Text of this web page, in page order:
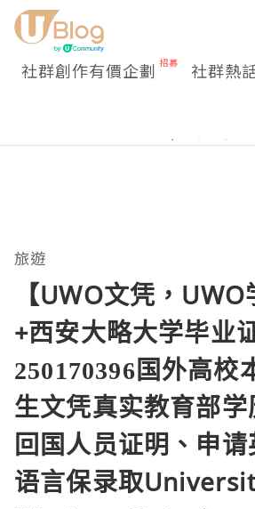
社群創作有價企劃 社群熱
旅遊
【UWO文凭，UWO
+西安大略大学毕业
250170396国外高校
生文凭真实教育部
回国人员证明、申
语言保录取